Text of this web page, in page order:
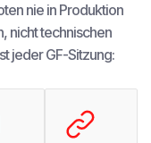
nie in Produktion
nicht technischen
jeder GF-Sitzung: